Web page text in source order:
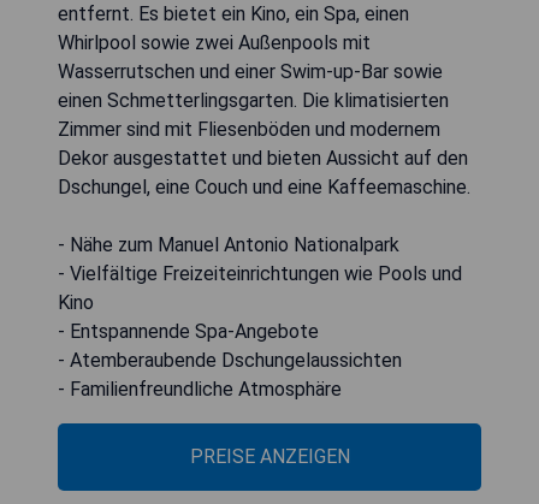
entfernt. Es bietet ein Kino, ein Spa, einen
Whirlpool sowie zwei Außenpools mit
Wasserrutschen und einer Swim-up-Bar sowie
einen Schmetterlingsgarten. Die klimatisierten
Zimmer sind mit Fliesenböden und modernem
Dekor ausgestattet und bieten Aussicht auf den
Dschungel, eine Couch und eine Kaffeemaschine.
- Nähe zum Manuel Antonio Nationalpark
- Vielfältige Freizeiteinrichtungen wie Pools und
Kino
- Entspannende Spa-Angebote
- Atemberaubende Dschungelaussichten
- Familienfreundliche Atmosphäre
PREISE ANZEIGEN